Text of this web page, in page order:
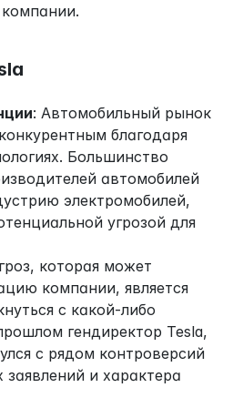
: Автомобильный рынок
благодаря
Большинство
автомобилей
электромобилей,
угрозой для
которая может
компании, является
с какой-либо
гендиректор Tesla,
с рядом контроверсий
заявлений и характера